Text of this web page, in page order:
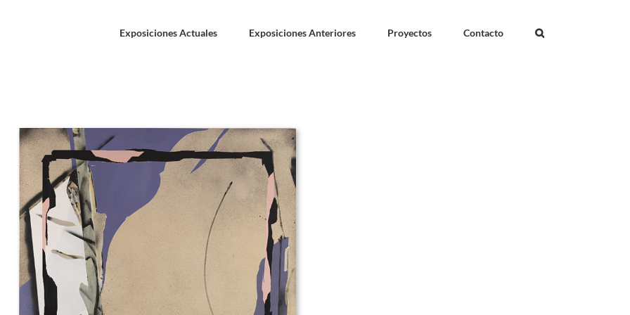
Exposiciones Actuales Exposiciones Anteriores Proyectos Contacto